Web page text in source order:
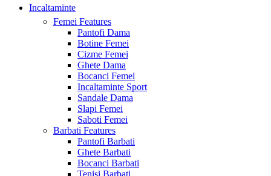
Incaltaminte
Femei Features
Pantofi Dama
Botine Femei
Cizme Femei
Ghete Dama
Bocanci Femei
Incaltaminte Sport
Sandale Dama
Slapi Femei
Saboti Femei
Barbati Features
Pantofi Barbati
Ghete Barbati
Bocanci Barbati
Tenisi Barbati